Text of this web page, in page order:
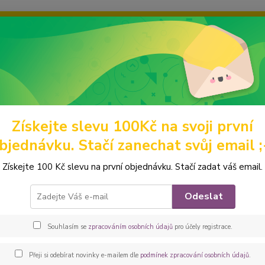
grafiku? Mám jich mnohem víc – napište mi a společně
Hledat
Kabelky a batohy BATOHY A BATŮŽKY Překlápěcí batohy
- překlápěcí batoh Lucas
Získejte slevu 100Kč na svoji první
Stačí zanechat svůj email
Získejte 100 Kč slevu na první objednávku. Stačí zadat váš email.
Odeslat
Souhlasím se zpracováním osobních údajůpro účely registrace.
Přeji si odebírat novinky e-mailem dle podmínek zpracování osobních údajů.